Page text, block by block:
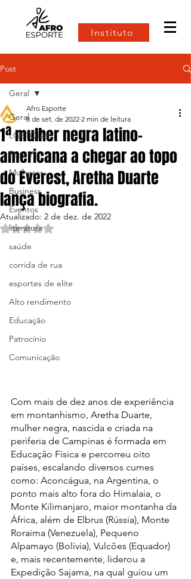
Instituto
Post
Geral
LGBTQIA+
Racismo
Mulheres
Business
Eventos
literatura
saúde
corrida de rua
esportes de elite
Alto rendimento
Educação
Patrocínio
Comunicação
Geral
1ª mulher negra latino-
americana a chegar ao topo
do Everest, Aretha Duarte
lança biografia.
Afro Esporte
8 de set. de 2022 2 min de leitura
Atualizado: 2 de dez. de 2022
Avaliado com NaN de 5 estrelas.
Com mais de dez anos de experiência
em montanhismo, Aretha Duarte,
mulher negra, nascida e criada na
periferia de Campinas é formada em
Educação Física e percorreu oito
países, escalando diversos cumes
como: Aconcágua, na Argentina, o
ponto mais alto fora do Himalaia, o
Monte Kilimanjaro, maior montanha da
África, além de Elbrus (Rússia), Monte
Roraima (Venezuela), Pequeno
Alpamayo (Bolívia), Vulcões (Equador)
e, mais recentemente, liderou a
Expedição Sajama, na qual guiou um